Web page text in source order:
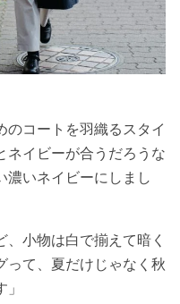
のコートを羽織るスタイ
ネイビーが合うだろうな
濃いネイビーにしまし
小物は白で揃えて暗く
って、夏だけじゃなく秋